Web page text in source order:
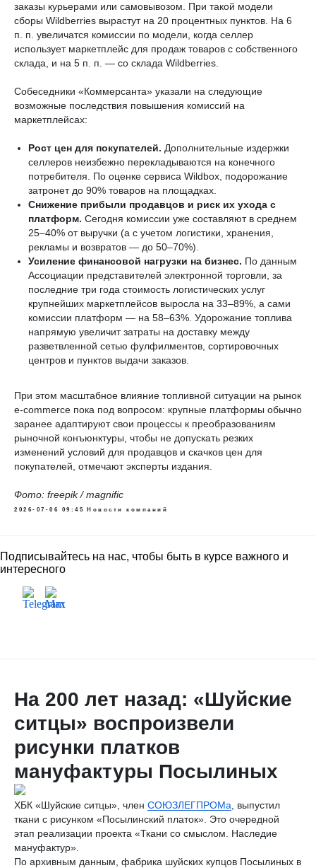
заказы курьерами или самовывозом. При такой модели
сборы Wildberries вырастут на 20 процентных пунктов. На 6
п. п. увеличатся комиссии по модели, когда селлер
использует маркетплейс для продаж товаров с собственного
склада, и на 5 п. п. — со склада Wildberries.
Собеседники «Коммерсанта» указали на следующие
возможные последствия повышения комиссий на
маркетплейсах:
Рост цен для покупателей. Дополнительные издержки
селлеров неизбежно перекладываются на конечного
потребителя. По оценке сервиса Wildbox, подорожание
затронет до 90% товаров на площадках.
Снижение прибыли продавцов и риск их ухода с
платформ. Сегодня комиссии уже составляют в среднем
25–40% от выручки (а с учетом логистики, хранения,
рекламы и возвратов — до 50–70%).
Усиление финансовой нагрузки на бизнес. По данным
Ассоциации представителей электронной торговли, за
последние три года стоимость логистических услуг
крупнейших маркетплейсов выросла на 33–89%, а сами
комиссии платформ — на 58–63%. Удорожание топлива
напрямую увеличит затраты на доставку между
разветвленной сетью фулфилментов, сортировочных
центров и пунктов выдачи заказов.
При этом масштабное влияние топливной ситуации на рынок
e-commerce пока под вопросом: крупные платформы обычно
заранее адаптируют свои процессы к преобразованиям
рыночной конъюнктуры, чтобы не допускать резких
изменений условий для продавцов и скачков цен для
покупателей, отмечают эксперты издания.
Фото: freepik / magnific
2026-07-06 09:45 Новости компаний
Подписывайтесь на нас, чтобы быть в курсе важного и
интересного
На 200 лет назад: «Шуйские
ситцы» воспроизвели
рисунки платков
мануфактуры Посылиных
ХБК «Шуйские ситцы», член СОЮЗЛЕГПРОМа , выпустил
ткани с рисунком «Посылинский платок». Это очередной
этап реализации проекта «Ткани со смыслом. Наследие
мануфактур».
По архивным данным, фабрика шуйских купцов Посылиных в